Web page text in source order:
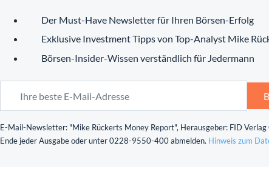
Der Must-Have Newsletter für Ihren Börsen-Erfolg
Exklusive Investment Tipps von Top-Analyst Mike
Börsen-Insider-Wissen verständlich für Jedermann
E-Mail-Newsletter: "Mike Rückerts Money Report", Herausgeber: FID Verlag
Ende jeder Ausgabe oder unter 0228-9550-400 abmelden. Hinweis zum